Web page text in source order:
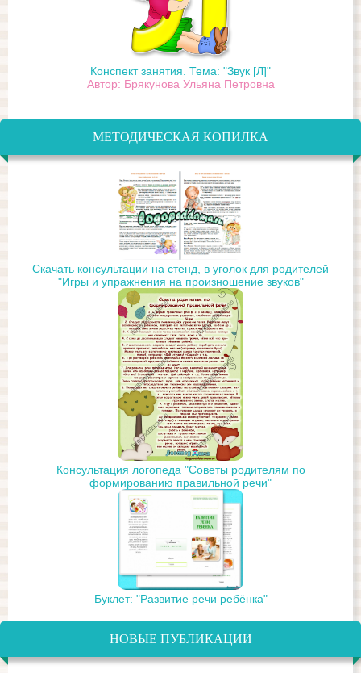
Конспект занятия. Тема: "Звук [Л]"
Автор: Брякунова Ульяна Петровна
МЕТОДИЧЕСКАЯ КОПИЛКА
Скачать консультации на стенд, в уголок для родителей
"Игры и упражнения на произношение звуков"
Консультация логопеда "Советы родителям по
формированию правильной речи"
Буклет: "Развитие речи ребёнка"
НОВЫЕ ПУБЛИКАЦИИ